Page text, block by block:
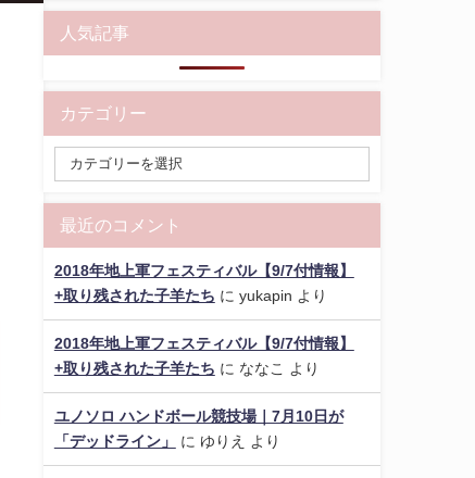
人気記事
カテゴリー
最近のコメント
2018年地上軍フェスティバル【9/7付情報】
+取り残された子羊たち に yukapin より
2018年地上軍フェスティバル【9/7付情報】
+取り残された子羊たち に ななこ より
ユノソロ ハンドボール競技場｜7月10日が
「デッドライン」
に ゆりえ より